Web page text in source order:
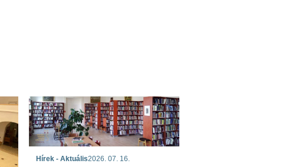
Hírek - Aktuális2026. 07. 16.